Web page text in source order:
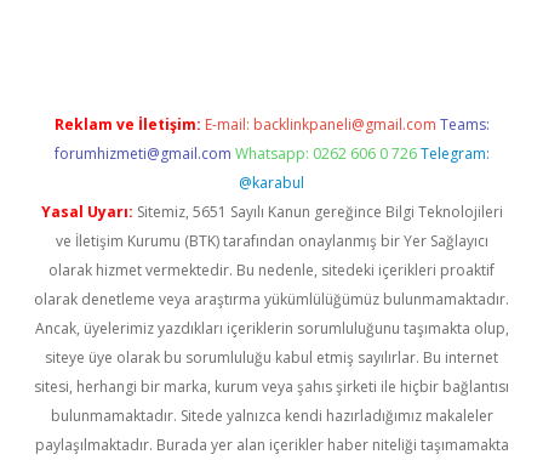
Reklam ve İletişim: E-mail: backlinkpaneli@gmail.com Teams:
forumhizmeti@gmail.com Whatsapp: 0262 606 0 726 Telegram:
@karabul
Yasal Uyarı: Sitemiz, 5651 Sayılı Kanun gereğince Bilgi Teknolojileri
ve İletişim Kurumu (BTK) tarafından onaylanmış bir Yer Sağlayıcı
olarak hizmet vermektedir. Bu nedenle, sitedeki içerikleri proaktif
olarak denetleme veya araştırma yükümlülüğümüz bulunmamaktadır.
Ancak, üyelerimiz yazdıkları içeriklerin sorumluluğunu taşımakta olup,
siteye üye olarak bu sorumluluğu kabul etmiş sayılırlar. Bu internet
sitesi, herhangi bir marka, kurum veya şahıs şirketi ile hiçbir bağlantısı
bulunmamaktadır. Sitede yalnızca kendi hazırladığımız makaleler
paylaşılmaktadır. Burada yer alan içerikler haber niteliği taşımamakta